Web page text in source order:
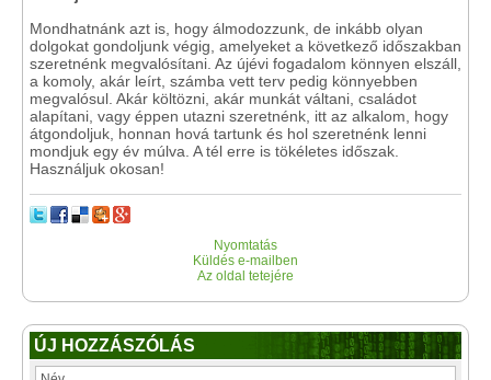
Mondhatnánk azt is, hogy álmodozzunk, de inkább olyan
dolgokat gondoljunk végig, amelyeket a következő időszakban
szeretnénk megvalósítani. Az újévi fogadalom könnyen elszáll,
a komoly, akár leírt, számba vett terv pedig könnyebben
megvalósul. Akár költözni, akár munkát váltani, családot
alapítani, vagy éppen utazni szeretnénk, itt az alkalom, hogy
átgondoljuk, honnan hová tartunk és hol szeretnénk lenni
mondjuk egy év múlva. A tél erre is tökéletes időszak.
Használjuk okosan!
Nyomtatás
Küldés e-mailben
Az oldal tetejére
ÚJ HOZZÁSZÓLÁS